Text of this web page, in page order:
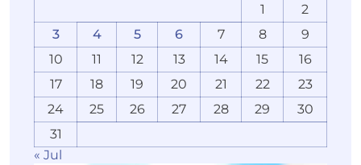
1
2
3
4 5 6 7 8
9
10
11 12 13 14 15
16
17
18 19 20 21 22
23
24
25 26 27 28 29
30
31
« Jul